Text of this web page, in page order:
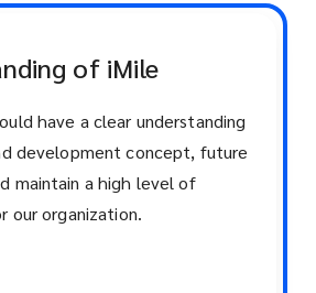
of iMile
have a clear understanding
development concept, future
maintain a high level of
our organization.